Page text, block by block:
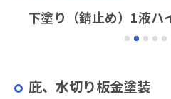
下塗り（錆止め）1液ハ
庇、水切り板金塗装